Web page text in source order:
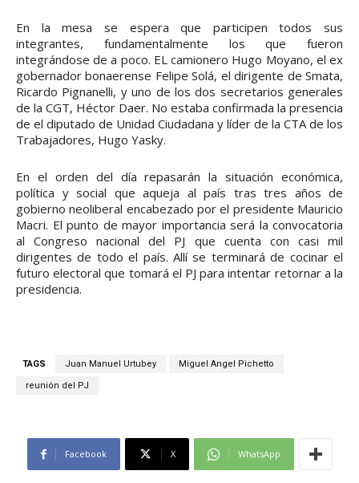
En la mesa se espera que participen todos sus
integrantes, fundamentalmente los que fueron
integrándose de a poco. EL camionero Hugo Moyano, el ex
gobernador bonaerense Felipe Solá, el dirigente de Smata,
Ricardo Pignanelli, y uno de los dos secretarios generales
de la CGT, Héctor Daer. No estaba confirmada la presencia
de el diputado de Unidad Ciudadana y líder de la CTA de los
Trabajadores, Hugo Yasky.
En el orden del día repasarán la situación económica,
política y social que aqueja al país tras tres años de
gobierno neoliberal encabezado por el presidente Mauricio
Macri. El punto de mayor importancia será la convocatoria
al Congreso nacional del PJ que cuenta con casi mil
dirigentes de todo el país. Allí se terminará de cocinar el
futuro electoral que tomará el PJ para intentar retornar a la
presidencia.
TAGS Juan Manuel Urtubey Miguel Angel Pichetto
reunión del PJ
Facebook X WhatsApp